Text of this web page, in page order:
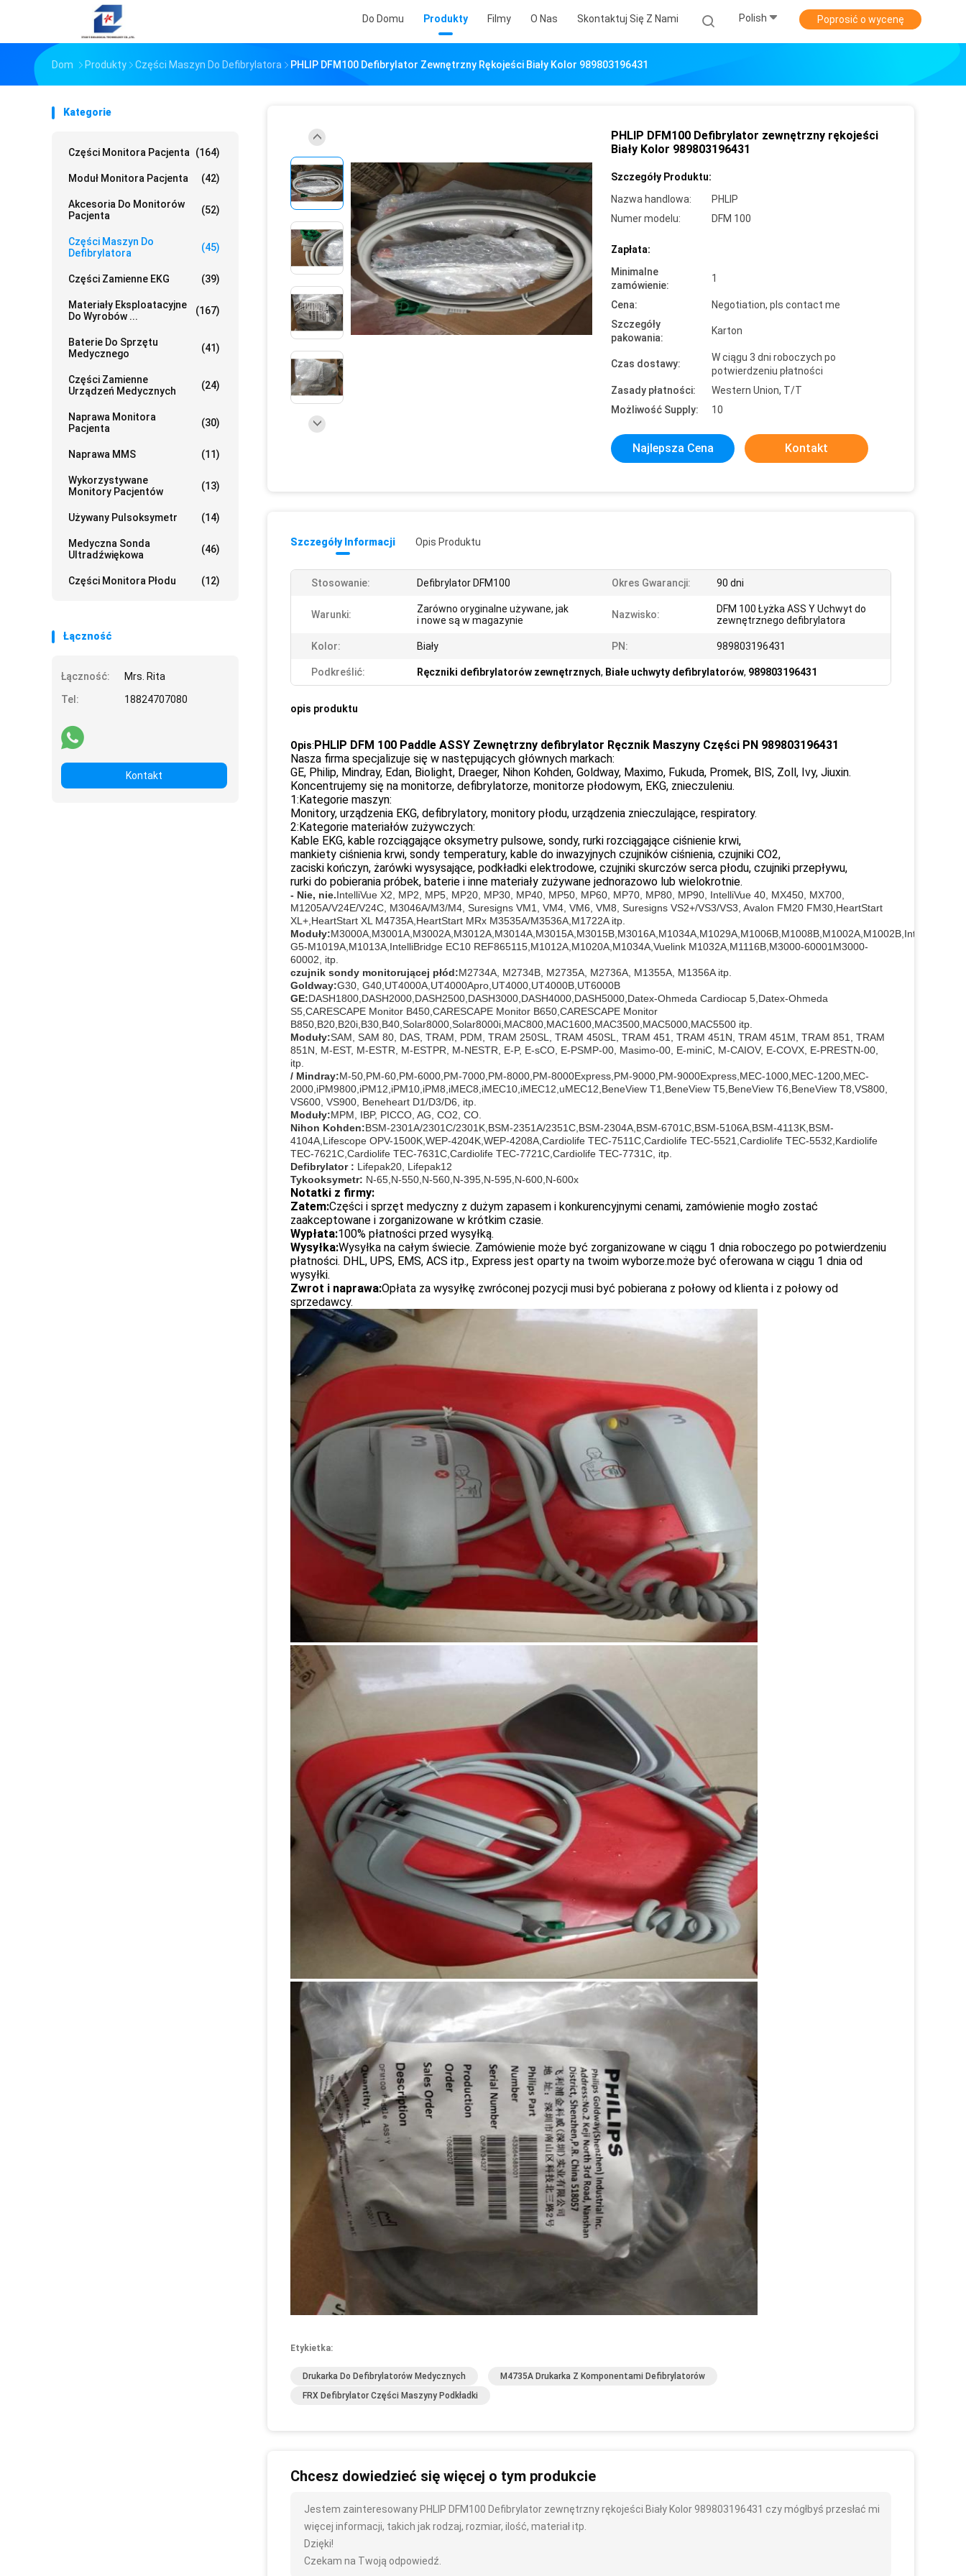
Do Domu Produkty Filmy O Nas Skontaktuj Się Z Nami Polish Poprosić o wycenę
Dom Produkty Części Maszyn Do Defibrylatora PHLIP DFM100 Defibrylator Zewnętrzny Rękojeści Biały Kolor 989803196431
Kategorie
Części Monitora Pacjenta (164)
Moduł Monitora Pacjenta (42)
Akcesoria Do Monitorów
Pacjenta
(52)
Części Maszyn Do
Defibrylatora
(45)
Części Zamienne EKG (39)
Materiały Eksploatacyjne
Do Wyrobów ...
(167)
Baterie Do Sprzętu
Medycznego
(41)
Części Zamienne
Urządzeń Medycznych
(24)
Naprawa Monitora
Pacjenta
(30)
Naprawa MMS (11)
Wykorzystywane
Monitory Pacjentów
(13)
Używany Pulsoksymetr (14)
Medyczna Sonda
Ultradźwiękowa
(46)
Części Monitora Płodu (12)
Łączność
Łączność:
Mrs. Rita
Tel:
18824707080
Kontakt
PHLIP DFM100 Defibrylator zewnętrzny rękojeści
Biały Kolor 989803196431
Szczegóły Produktu:
Nazwa handlowa:
PHLIP
Numer modelu:
DFM 100
Zapłata:
Minimalne
zamówienie:
1
Cena:
Negotiation, pls contact me
Szczegóły
pakowania:
Karton
Czas dostawy:
W ciągu 3 dni roboczych po
potwierdzeniu płatności
Zasady płatności:
Western Union, T/T
Możliwość Supply:
10
Najlepsza Cena Kontakt
Szczegóły Informacji Opis Produktu
Stosowanie: Defibrylator DFM100 Okres Gwarancji: 90 dni
Warunki:
Zarówno oryginalne używane, jak
i nowe są w magazynie
Nazwisko:
DFM 100 Łyżka ASS Y Uchwyt do
zewnętrznego defibrylatora
Kolor: Biały PN: 989803196431
Podkreślić: Ręczniki defibrylatorów zewnętrznych, Białe uchwyty defibrylatorów, 989803196431
opis produktu
Opis:PHLIP DFM 100 Paddle ASSY Zewnętrzny defibrylator Ręcznik Maszyny Części PN 989803196431
Nasza firma specjalizuje się w następujących głównych markach:
GE, Philip, Mindray, Edan, Biolight, Draeger, Nihon Kohden, Goldway, Maximo, Fukuda, Promek, BIS, Zoll, Ivy, Jiuxin.
Koncentrujemy się na monitorze, defibrylatorze, monitorze płodowym, EKG, znieczuleniu.
1:Kategorie maszyn:
Monitory, urządzenia EKG, defibrylatory, monitory płodu, urządzenia znieczulające, respiratory.
2:Kategorie materiałów zużywczych:
Kable EKG, kable rozciągające oksymetry pulsowe, sondy, rurki rozciągające ciśnienie krwi,
mankiety ciśnienia krwi, sondy temperatury, kable do inwazyjnych czujników ciśnienia, czujniki CO2,
zaciski kończyn, żarówki wysysające, podkładki elektrodowe, czujniki skurczów serca płodu, czujniki przepływu,
rurki do pobierania próbek, baterie i inne materiały zużywane jednorazowo lub wielokrotnie.
- Nie, nie.IntelliVue X2, MP2, MP5, MP20, MP30, MP40, MP50, MP60, MP70, MP80, MP90, IntelliVue 40, MX450, MX700,
M1205A/V24E/V24C, M3046A/M3/M4, Suresigns VM1, VM4, VM6, VM8, Suresigns VS2+/VS3/VS3, Avalon FM20 FM30,HeartStart
XL+,HeartStart XL M4735A,HeartStart MRx M3535A/M3536A,M1722A itp.
Moduły:M3000A,M3001A,M3002A,M3012A,M3014A,M3015A,M3015B,M3016A,M1034A,M1029A,M1006B,M1008B,M1002A,M1002B,IntelliVue
G5-M1019A,M1013A,IntelliBridge EC10 REF865115,M1012A,M1020A,M1034A,Vuelink M1032A,M1116B,M3000-60001M3000-
60002, itp.
czujnik sondy monitorującej płód:M2734A, M2734B, M2735A, M2736A, M1355A, M1356A itp.
Goldway:G30, G40,UT4000A,UT4000Apro,UT4000,UT4000B,UT6000B
GE:DASH1800,DASH2000,DASH2500,DASH3000,DASH4000,DASH5000,Datex-Ohmeda Cardiocap 5,Datex-Ohmeda
S5,CARESCAPE Monitor B450,CARESCAPE Monitor B650,CARESCAPE Monitor
B850,B20,B20i,B30,B40,Solar8000,Solar8000i,MAC800,MAC1600,MAC3500,MAC5000,MAC5500 itp.
Moduły:SAM, SAM 80, DAS, TRAM, PDM, TRAM 250SL, TRAM 450SL, TRAM 451, TRAM 451N, TRAM 451M, TRAM 851, TRAM
851N, M-EST, M-ESTR, M-ESTPR, M-NESTR, E-P, E-sCO, E-PSMP-00, Masimo-00, E-miniC, M-CAIOV, E-COVX, E-PRESTN-00,
itp.
/ Mindray:M-50,PM-60,PM-6000,PM-7000,PM-8000,PM-8000Express,PM-9000,PM-9000Express,MEC-1000,MEC-1200,MEC-
2000,iPM9800,iPM12,iPM10,iPM8,iMEC8,iMEC10,iMEC12,uMEC12,BeneView T1,BeneView T5,BeneView T6,BeneView T8,VS800,
VS600, VS900, Beneheart D1/D3/D6, itp.
Moduły:MPM, IBP, PICCO, AG, CO2, CO.
Nihon Kohden:BSM-2301A/2301C/2301K,BSM-2351A/2351C,BSM-2304A,BSM-6701C,BSM-5106A,BSM-4113K,BSM-
4104A,Lifescope OPV-1500K,WEP-4204K,WEP-4208A,Cardiolife TEC-7511C,Cardiolife TEC-5521,Cardiolife TEC-5532,Kardiolife
TEC-7621C,Cardiolife TEC-7631C,Cardiolife TEC-7721C,Cardiolife TEC-7731C, itp.
Defibrylator : Lifepak20, Lifepak12
Tykooksymetr: N-65,N-550,N-560,N-395,N-595,N-600,N-600x
Notatki z firmy:
Zatem:Części i sprzęt medyczny z dużym zapasem i konkurencyjnymi cenami, zamówienie mogło zostać
zaakceptowane i zorganizowane w krótkim czasie.
Wypłata:100% płatności przed wysyłką.
Wysyłka:Wysyłka na całym świecie. Zamówienie może być zorganizowane w ciągu 1 dnia roboczego po potwierdzeniu
płatności. DHL, UPS, EMS, ACS itp., Express jest oparty na twoim wyborze.może być oferowana w ciągu 1 dnia od
wysyłki.
Zwrot i naprawa:Opłata za wysyłkę zwróconej pozycji musi być pobierana z połowy od klienta i z połowy od
sprzedawcy.
Etykietka:
Drukarka Do Defibrylatorów Medycznych
M4735A Drukarka Z Komponentami Defibrylatorów
FRX Defibrylator Części Maszyny Podkładki
Chcesz dowiedzieć się więcej o tym produkcie
Jestem zainteresowany PHLIP DFM100 Defibrylator zewnętrzny rękojeści Biały Kolor 989803196431 czy mógłbyś przesłać mi
więcej informacji, takich jak rodzaj, rozmiar, ilość, materiał itp.
Dzięki!
Czekam na Twoją odpowiedź.